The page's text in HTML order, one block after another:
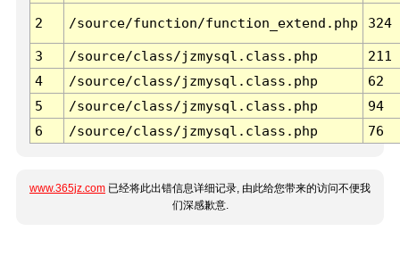
2 /source/function/function_extend.php 324
3 /source/class/jzmysql.class.php
211
4
/source/class/jzmysql.class.php
62
5
/source/class/jzmysql.class.php
94
6
/source/class/jzmysql.class.php 76
www.365jz.com 已经将此出错信息详细记录, 由此给您带来的访问不便我
们深感歉意.